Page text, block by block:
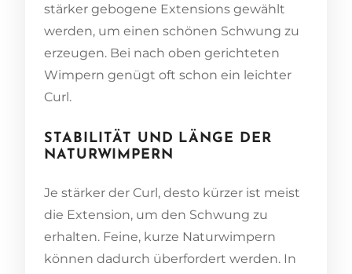
stärker gebogene Extensions gewählt
werden, um einen schönen Schwung zu
erzeugen. Bei nach oben gerichteten
Wimpern genügt oft schon ein leichter
Curl.
STABILITÄT UND LÄNGE DER
NATURWIMPERN
Je stärker der Curl, desto kürzer ist meist
die Extension, um den Schwung zu
erhalten. Feine, kurze Naturwimpern
können dadurch überfordert werden. In